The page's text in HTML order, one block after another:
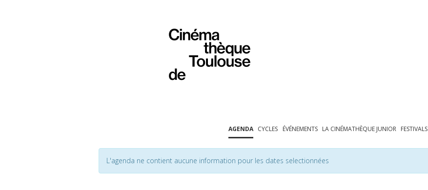
AGENDA CYCLES ÉVÉNEMENTS LA CINÉMATHÈQUE JUNIOR FESTIVALS
L'agenda ne contient aucune information pour les dates selectionnées